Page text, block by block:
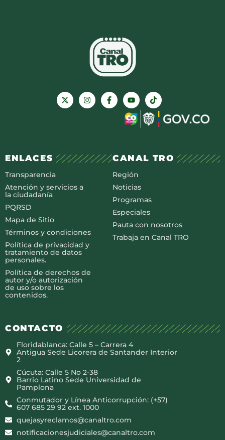
ENLACES
Transparencia
Atención y servicios a
la ciudadanía
PQRSD
Mapa de Sitio
Términos y condiciones
Política de privacidad y
tratamiento de datos
personales.
Política de derechos de
autor y/o autorización
de uso sobre los
contenidos.
CANAL TRO
Región
Noticias
Programas
Especiales
Pauta con nosotros
Trabaja en Canal TRO
CONTACTO
Floridablanca: Calle 5 – Carrera 4
Antigua Sede Licorera de Santander Interior
2
Cúcuta: Calle 5 No 2-38
Barrio Latino Sede Universidad de
Pamplona
Conmutador y Línea Anticorrupción: (+57)
607 685 29 92 ext. 1000
quejasyreclamos@canaltro.com
notificacionesjudiciales@canaltro.com